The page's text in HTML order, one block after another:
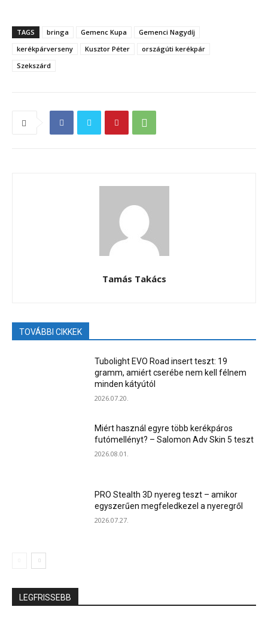
TAGS bringa Gemenc Kupa
Gemenci Nagydíj
kerékpárverseny
Kusztor Péter
országúti kerékpár
Szekszárd
Tamás Takács
TOVÁBBI CIKKEK
Tubolight EVO Road insert teszt: 19
gramm, amiért cserébe nem kell félnem
minden kátyútól
2026.07.20.
Miért használ egyre több kerékpáros
futómellényt? – Salomon Adv Skin 5 teszt
2026.08.01.
PRO Stealth 3D nyereg teszt – amikor
egyszerűen megfeledkezel a nyeregről
2026.07.27.
LEGFRISSEBB